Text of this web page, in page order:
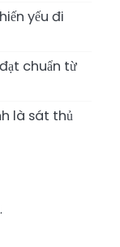
yếu đi
chuẩn từ
là sát thủ